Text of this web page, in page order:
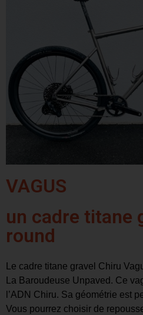
VAGUS
un cadre titane
round
Le cadre titane gravel Chiru
La Baroudeuse Unpaved. Ce
l’ADN Chiru. Sa géométrie est
Vous pourrez choisir de